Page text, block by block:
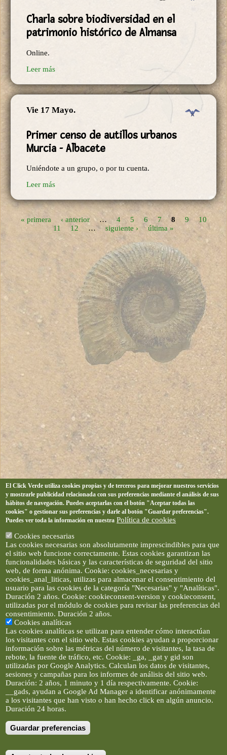
Charla sobre biodiversidad en el
patrimonio histórico de Almansa
Online.
Leer más
Vie 17 Mayo.
Primer censo de autillos urbanos
Murcia - Albacete
Uniéndote a un grupo, o por tu cuenta.
Leer más
Páginas
« primera ‹ anterior … 4 5 6 7 8 9
10
11
12 … siguiente › última »
Artículos e imágenes son propiedad de elclickverde ©. No se
permite la difusión de los textos ni imágenes sin permiso de
El Click Verde utiliza cookies propias y de terceros para mejorar nuestros servicios
y mostrarle publicidad relacionada con sus preferencias mediante el análisis de sus
hábitos de navegación. Puedes aceptarlas con el botón "Aceptar todas las
cookies" o gestionar sus preferencias y darle al botón "Guardar preferencias".
Puedes ver toda la información en nuestra Política de cookies
Cookies necesarias
Las cookies necesarias son absolutamente imprescindibles para que
el sitio web funcione correctamente. Estas cookies garantizan las
funcionalidades básicas y las características de seguridad del sitio
web, de forma anónima. Cookie: cookies_necesarias y
cookies_anal_liticas, utilizas para almacenar el consentimiento del
usuario para las cookies de la categoría "Necesarias" y "Analíticas".
Duración 2 años. Cookie: cookieconsent-version y cookieconsent,
utilizadas por el módulo de cookies para revisar las preferencias del
consentimiento. Duración 2 años.
Cookies analíticas
Las cookies analíticas se utilizan para entender cómo interactúan
los visitantes con el sitio web. Estas cookies ayudan a proporcionar
información sobre las métricas del número de visitantes, la tasa de
rebote, la fuente de tráfico, etc. Cookie: _ga, _gat y gid son
utilizadas por Google Analytics. Calculan los datos de visitantes,
sesiones y campañas para los informes de análisis del sitio web.
Duración: 2 años, 1 minuto y 1 día respectivamente. Cookie:
__gads, ayudan a Google Ad Manager a identificar anónimamente
a los visitantes que han visto o han hecho click en algún anuncio.
Duración 24 horas.
Guardar preferencias